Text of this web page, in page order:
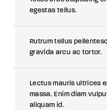
egestas tellus.
Rutrum tellus
gravida arcu ac tortor.
Lectus mauris ultrices
massa. Enim diam
aliquam id.